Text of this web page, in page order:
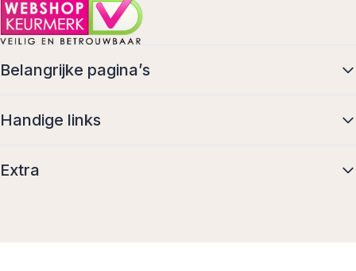
Belangrijke pagina’s
Handige links
Extra